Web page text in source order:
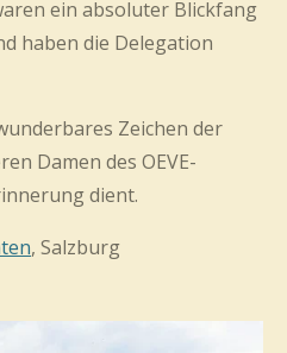
ein absoluter Blickfang
haben die Delegation
Zeichen der
Damen des OEVE-
dient.
, Salzburg